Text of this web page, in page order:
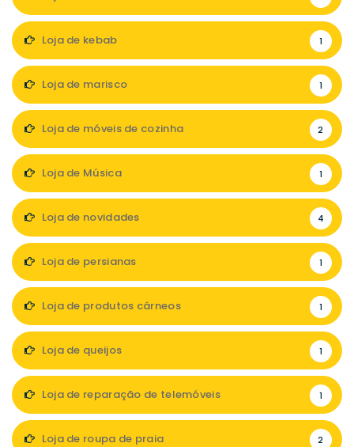
Loja de kebab 1
Loja de marisco 1
Loja de móveis de cozinha 2
Loja de Música 1
Loja de novidades 4
Loja de persianas 1
Loja de produtos cárneos 1
Loja de queijos 1
Loja de reparação de telemóveis 1
Loja de roupa de praia 2